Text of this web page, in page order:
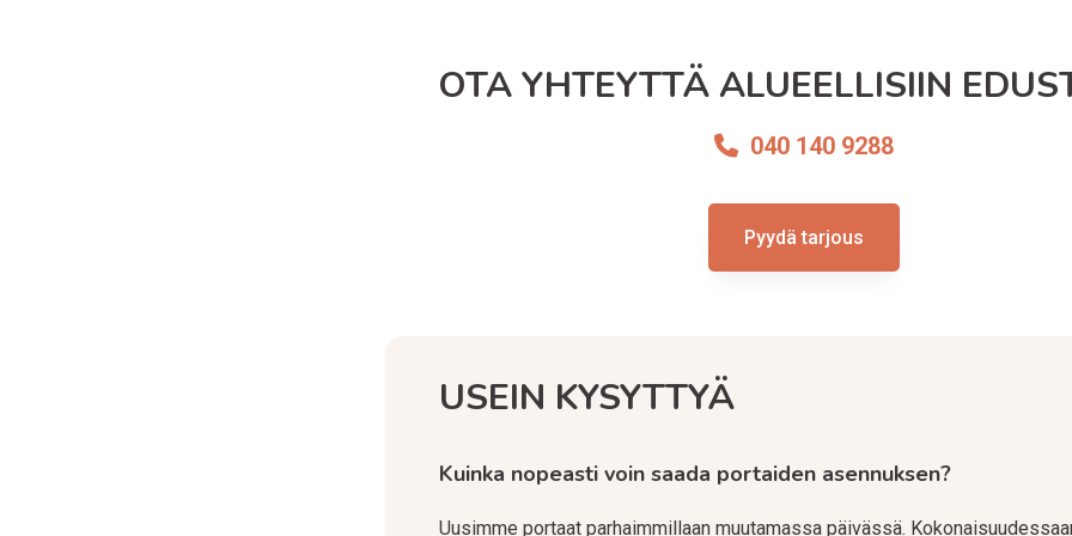
OTA YHTEYTTÄ ALUEELLISIIN
040 140 9288
Pyydä tarjous
USEIN KYSYTTYÄ
Kuinka nopeasti voin saada portaiden asennuksen?
Uusimme portaat parhaimmillaan muutamassa päivässä.